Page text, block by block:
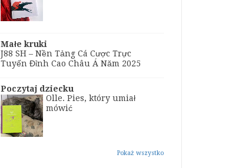
Małe kruki
J88 SH – Nền Tảng Cá Cược Trực
Tuyến Đỉnh Cao Châu Á Năm 2025
Poczytaj dziecku
Olle. Pies, który umiał
mówić
Pokaż wszystko